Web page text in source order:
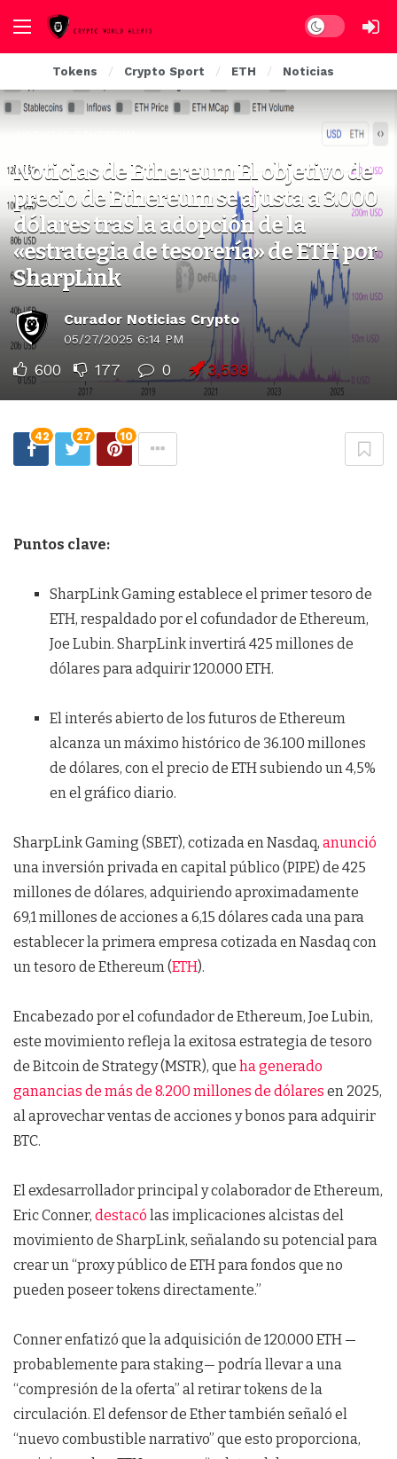
Dark mode
Tokens Crypto Sport ETH Noticias
Noticias de Ethereum El objetivo de
precio de Ethereum se ajusta a 3.000
dólares tras la adopción de la
«estrategia de tesorería» de ETH por
SharpLink
Curador Noticias Crypto
05/27/2025 6:14 PM
600 177 0 3,538
42 27 10
Puntos clave:
SharpLink Gaming establece el primer tesoro de
ETH, respaldado por el cofundador de Ethereum,
Joe Lubin. SharpLink invertirá 425 millones de
dólares para adquirir 120.000 ETH.
El interés abierto de los futuros de Ethereum
alcanza un máximo histórico de 36.100 millones
de dólares, con el precio de ETH subiendo un 4,5%
en el gráfico diario.
SharpLink Gaming (SBET), cotizada en Nasdaq, anunció
una inversión privada en capital público (PIPE) de 425
millones de dólares, adquiriendo aproximadamente
69,1 millones de acciones a 6,15 dólares cada una para
establecer la primera empresa cotizada en Nasdaq con
un tesoro de Ethereum (ETH).
Encabezado por el cofundador de Ethereum, Joe Lubin,
este movimiento refleja la exitosa estrategia de tesoro
de Bitcoin de Strategy (MSTR), que ha generado
ganancias de más de 8.200 millones de dólares en 2025,
al aprovechar ventas de acciones y bonos para adquirir
BTC.
El exdesarrollador principal y colaborador de Ethereum,
Eric Conner, destacó las implicaciones alcistas del
movimiento de SharpLink, señalando su potencial para
crear un “proxy público de ETH para fondos que no
pueden poseer tokens directamente.”
Conner enfatizó que la adquisición de 120.000 ETH —
probablemente para staking— podría llevar a una
“compresión de la oferta” al retirar tokens de la
circulación. El defensor de Ether también señaló el
“nuevo combustible narrativo” que esto proporciona,